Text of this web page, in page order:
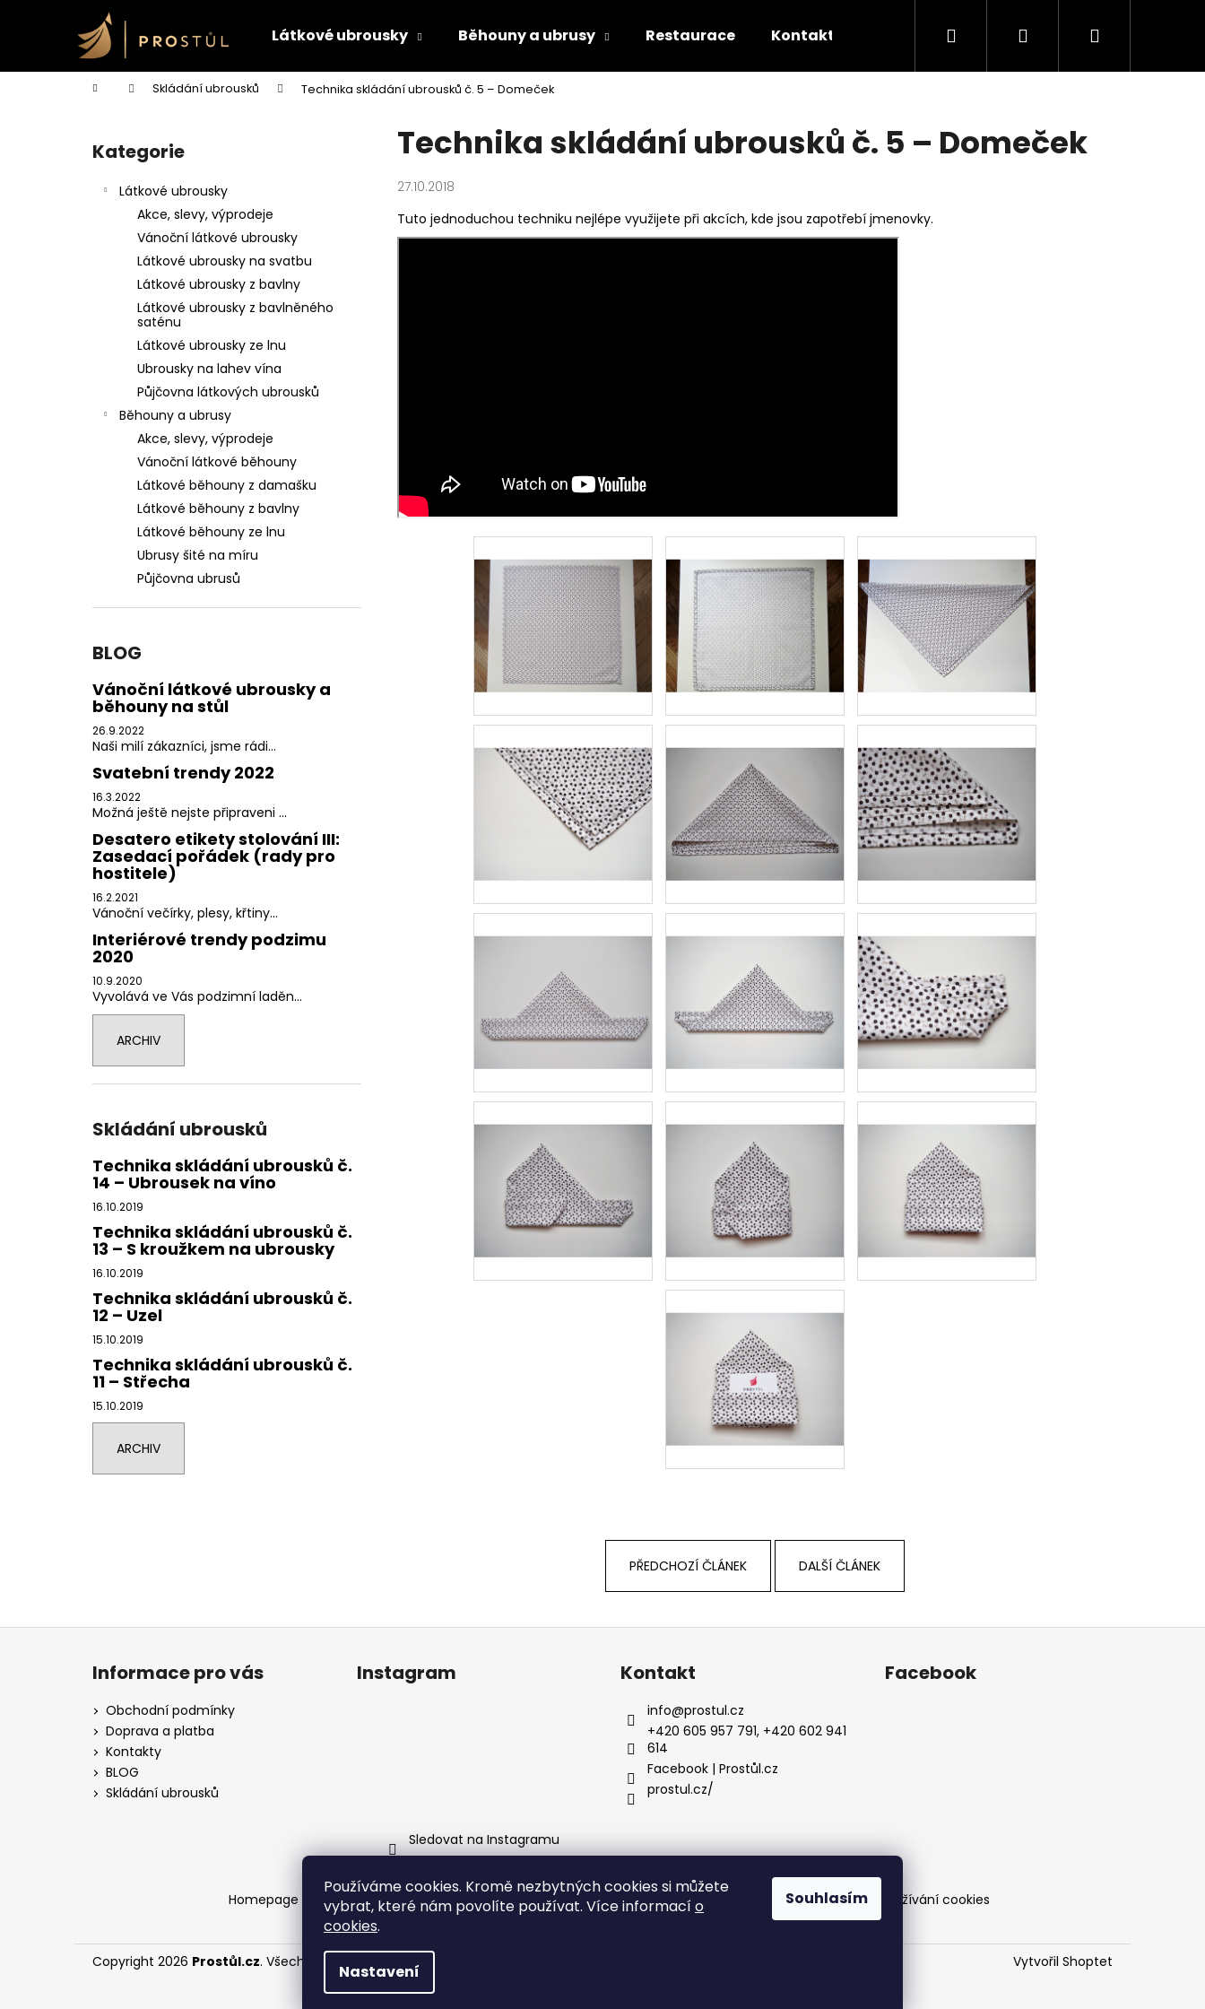
Používáme cookies. Kromě nezbytných cookies si můžete
vybrat, které nám povolíte používat. Více informacío
cookies.
Nastavení
Souhlasím
Látkové ubrousky Běhouny a ubrusy Restaurace Kontakty Skládání ubrousků Šití na míru
Hledat PřihlášeníNákupní
Domů Skládání ubrousků Technika skládání ubrousků č. 5 – Domeček
Přeskočit
kategorie
Kategorie
Látkové ubrousky
Akce, slevy, výprodeje
Vánoční látkové ubrousky
Látkové ubrousky na svatbu
Látkové ubrousky z bavlny
Látkové ubrousky z bavlněného
saténu
Látkové ubrousky ze lnu
Ubrousky na lahev vína
Půjčovna látkových ubrousků
Běhouny a ubrusy
Akce, slevy, výprodeje
Vánoční látkové běhouny
Látkové běhouny z damašku
Látkové běhouny z bavlny
Látkové běhouny ze lnu
Ubrusy šité na míru
Půjčovna ubrusů
BLOG
Vánoční látkové ubrousky a
běhouny na stůl
26.9.2022
Naši milí zákazníci, jsme rádi...
Svatební trendy 2022
16.3.2022
Možná ještě nejste připraveni ...
Desatero etikety stolování III:
Zasedací pořádek (rady pro
hostitele)
16.2.2021
Vánoční večírky, plesy, křtiny...
Interiérové trendy podzimu
2020
10.9.2020
Vyvolává ve Vás podzimní laděn...
ARCHIV
Skládání ubrousků
Technika skládání ubrousků č.
14 – Ubrousek na víno
16.10.2019
Technika skládání ubrousků č.
13 – S kroužkem na ubrousky
16.10.2019
Technika skládání ubrousků č.
12 – Uzel
15.10.2019
Technika skládání ubrousků č.
11 – Střecha
15.10.2019
ARCHIV
Technika skládání ubrousků č. 5 – Domeček
27.10.2018
Tuto jednoduchou techniku nejlépe využijete při akcích, kde jsou zapotřebí jmenovky.
PŘEDCHOZÍ ČLÁNEK DALŠÍ ČLÁNEK
í
Zpět
do
Zpět
do
Co potřebujete najít?
Doporučujeme
PŮJČOVNA SAGE GREEN LÁTKOVÝCH
UBROUSKŮ NEJEN NA SVATBU
40 Kč
Informace pro vás
Obchodní podmínky
Doprava a platba
Kontakty
BLOG
Skládání ubrousků
Instagram
Sledovat na Instagramu
Kontakt
info@prostul.cz
+420 605 957 791, +420 602 941
614
Facebook | Prostůl.cz
prostul.cz/
Facebook
Homepage Doprava a platba Obchodní podmínky Facebook Instagram Ochrana osobních údajů a používání cookies
Vytvořil Shoptet
Copyright 2026 Prostůl.cz. Všechna práva vyhrazena.